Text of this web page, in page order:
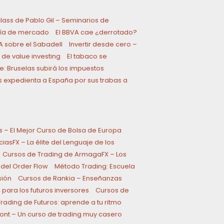
de Pablo Gil – Seminarios de
de mercado
El BBVA cae ¿derrotado?
sobre el Sabadell
Invertir desde cero –
de value investing
El tabaco se
Bruselas subirá los impuestos
expedienta a España por sus trabas a
– El Mejor Curso de Bolsa de Europa
– La élite del Lenguaje de los
Cursos de Trading de ArmagaFX – Los
Order Flow
Método Trading: Escuela
Cursos de Rankia – Enseñanzas
los futuros inversores
Cursos de
de Futuros: aprende a tu ritmo
– Un curso de trading muy casero